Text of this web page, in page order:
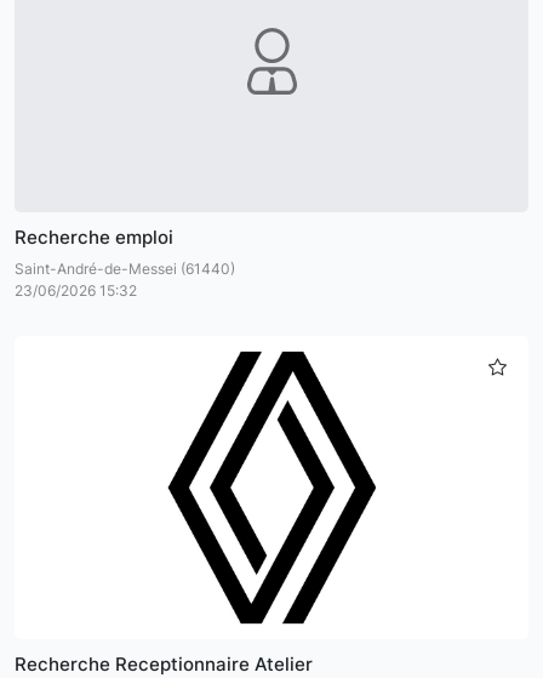
Recherche emploi
Saint-André-de-Messei (61440)
23/06/2026 15:32
Recherche Receptionnaire Atelier